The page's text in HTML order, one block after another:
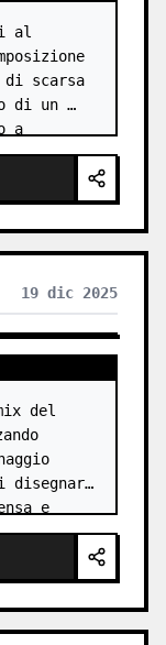
al
di scarsa
di un
a
uno
i…
19 dic 2025
del
disegnare
e
da